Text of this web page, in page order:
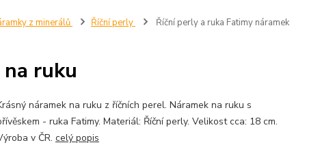
z minerálů Říční perly
Říční perly a ruka Fatimy náramek
ruku
náramek na ruku z říčních perel. Náramek na ruku s
- ruka Fatimy. Materiál: Říční perly. Velikost cca: 18 cm.
v ČR. celý popis